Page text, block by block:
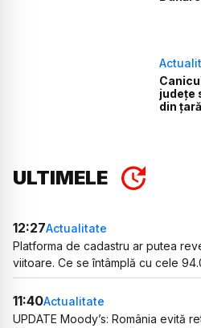
județe
din
ULTIMELE
12:27Actualitate
Platforma de cadastru ar putea
viitoare. Ce se întâmplă cu cele
11:40Actualitate
UPDATE Moody’s: România evită